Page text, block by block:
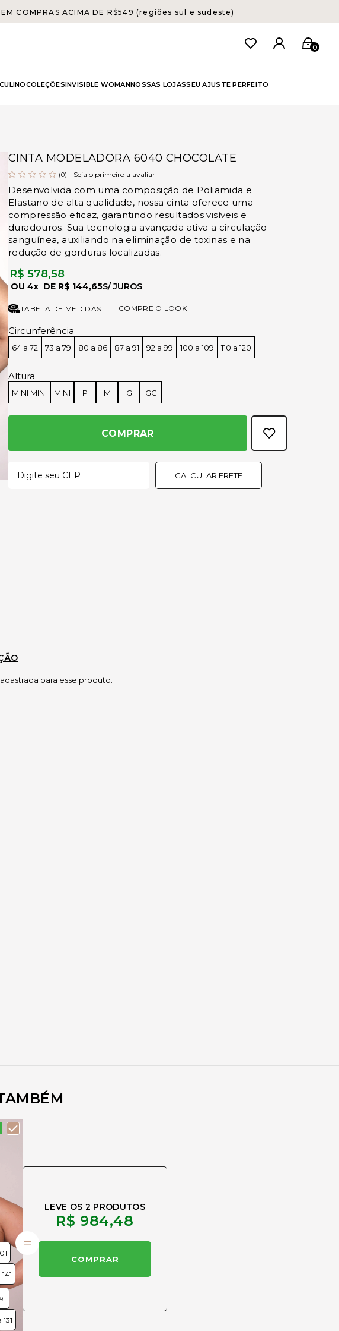
EM COMPRAS ACIMA DE R$549 (regiões sul e sudeste)
0
COLEÇÕESINVISIBLE WOMANNOSSAS LOJASSEU AJUSTE PERFEITO
CINTA MODELADORA 6040 CHOCOLATE
(0) Seja o primeiro a avaliar
Desenvolvida com uma composição de Poliamida e
Elastano de alta qualidade, nossa cinta oferece uma
compressão eficaz, garantindo resultados visíveis e
duradouros. Sua tecnologia avançada ativa a circulação
sanguínea, auxiliando na eliminação de toxinas e na
redução de gorduras localizadas.
R$ 578,58
4x R$ 144,65
TABELA DE MEDIDAS COMPRE O LOOK
Circunferência
64 a 72 73 a 79 80 a 86 87 a 91 92 a 99 100 a 109 110 a 120
Altura
MINI MINI MINI P M G GG
COMPRAR
CALCULAR FRETE
para esse produto.
141
131
LEVE OS 2 PRODUTOS
R$ 984,48